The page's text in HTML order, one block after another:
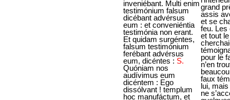
inveniébant. Multi enim
testimónium falsum
dicébant advérsus
eum : et conveniéntia
testimónia non erant.
Et quidam surgéntes,
falsum testimónium
ferébant advérsus
eum, dicéntes : S.
Quóniam nos
audívimus eum
dicéntem : Ego
dissólvant ! templum
hoc manufáctum, et